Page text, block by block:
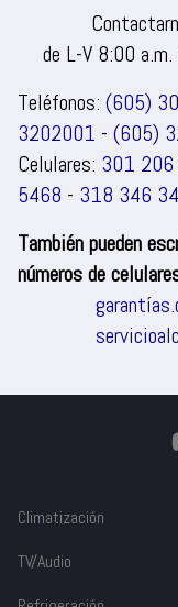
de L-V 8:00
Teléfonos: (605)
3202001 - (605)
Celulares: 301
5468 - 318 346
También pueden
números de
Climatización
TV/Audio